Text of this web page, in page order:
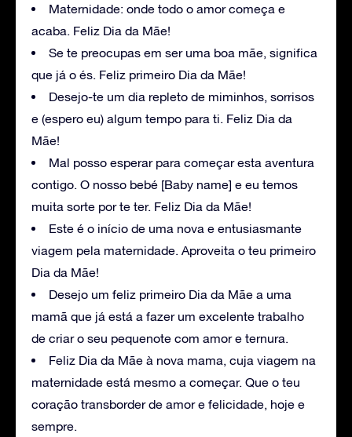
Maternidade: onde todo o amor começa e
acaba. Feliz Dia da Mãe!
Se te preocupas em ser uma boa mãe, significa
que já o és. Feliz primeiro Dia da Mãe!
Desejo-te um dia repleto de miminhos, sorrisos
e (espero eu) algum tempo para ti. Feliz Dia da
Mãe!
Mal posso esperar para começar esta aventura
contigo. O nosso bebé [Baby name] e eu temos
muita sorte por te ter. Feliz Dia da Mãe!
Este é o início de uma nova e entusiasmante
viagem pela maternidade. Aproveita o teu primeiro
Dia da Mãe!
Desejo um feliz primeiro Dia da Mãe a uma
mamã que já está a fazer um excelente trabalho
de criar o seu pequenote com amor e ternura.
Feliz Dia da Mãe à nova mama, cuja viagem na
maternidade está mesmo a começar. Que o teu
coração transborder de amor e felicidade, hoje e
sempre.